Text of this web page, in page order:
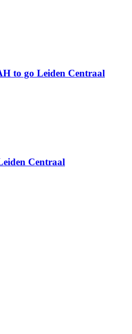
to go Leiden Centraal
Centraal